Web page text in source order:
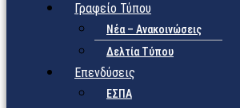
Γραφείο Τύπου
Νέα – Ανακοινώσεις
Δελτία Τύπου
Επενδύσεις
ΕΣΠΑ